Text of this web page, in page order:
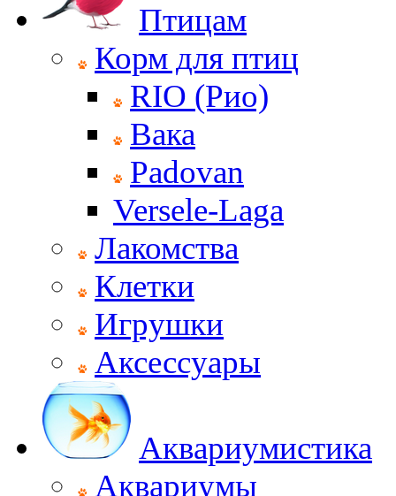
Птицам
Корм для птиц
RIO (Рио)
Вака
Padovan
Versele-Laga
Лакомства
Клетки
Игрушки
Аксессуары
Аквариумистика
Аквариумы